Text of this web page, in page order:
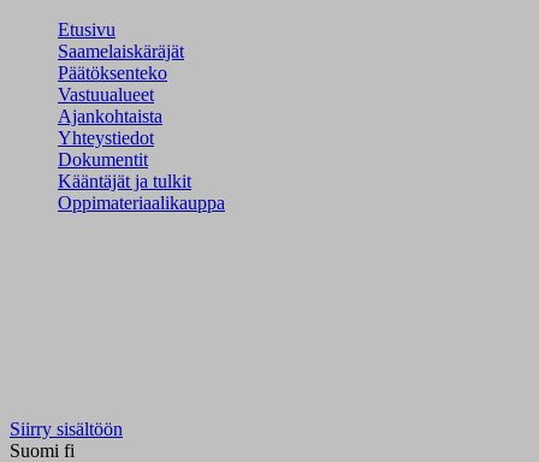
Etusivu
Saamelaiskäräjät
Päätöksenteko
Vastuualueet
Ajankohtaista
Yhteystiedot
Dokumentit
Kääntäjät ja tulkit
Oppimateriaalikauppa
Siirry sisältöön
Suomi fi